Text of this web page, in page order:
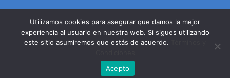
© DERECHOS RESERVADOS FUNDACION MEXICANA PARA LA
SALUD A.C. 2023 | AVISO DE PRIVACIDAD
Facebook
Twitter
Utilizamos cookies para asegurar que damos la mejor
experiencia al usuario en nuestra web. Si sigues utilizando
este sitio asumiremos que estás de acuerdo.
Acepto